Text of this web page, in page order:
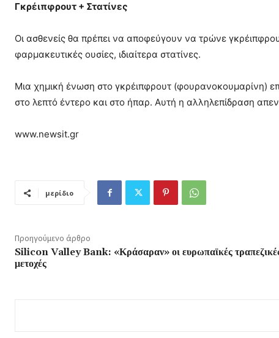
Γκρέιπφρουτ + Στατίνες
Οι ασθενείς θα πρέπει να αποφεύγουν να τρώνε
φαρμακευτικές ουσίες, ιδιαίτερα στατίνες.
Μια χημική ένωση στο γκρέιπφρουτ (φουρανοκουμαρίνη)
στο λεπτό έντερο και στο ήπαρ. Αυτή η αλληλεπίδραση
www.newsit.gr
μερίδιο
Προηγούμενο άρθρο
Silicon Valley Bank: «Κράσαραν» οι ευρωπαϊκές
μετοχές